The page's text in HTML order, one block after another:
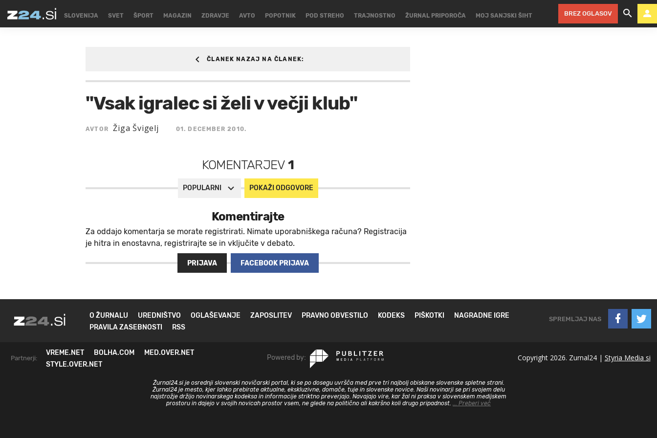
SLOVENIJA SVET ŠPORT MAGAZIN ZDRAVJE AVTO POPOTNIK POD STREHO TRAJNOSTNO ŽURNAL PRIPOROČA MOJ SANJSKI ŠIHT BREZ OGLASOV
/SPORT/NOGOMET
"Vsak igralec si želi v večji klub"
AVTOR Žiga Švigelj 01. DECEMBER 2010.
ČLANEK NAZAJ NA ČLANEK:
KOMENTARJEV1
POPULARNI POKAŽI ODGOVORE
Komentirajte
Za oddajo komentarja se morate registrirati. Nimate uporabniškega računa? Registracija
je hitra in enostavna, registrirajte se in vključite v debato.
PRIJAVA FACEBOOK PRIJAVA
O ŽURNALU UREDNIŠTVO OGLAŠEVANJE ZAPOSLITEV PRAVNO OBVESTILO KODEKS PIŠKOTKI
NAGRADNE IGRE
PRAVILA ZASEBNOSTI
RSS
SPREMLJAJ NAS
Partnerji:
VREME.NET BOLHA.COM
MED.OVER.NET
STYLE.OVER.NET
Powered by: Copyright 2026. Zurnal24 | Styria Media si
Žurnal24.si je osrednji slovenski novičarski portal, ki se po dosegu uvršča med prve tri najbolj obiskane slovenske spletne strani.
Žurnal24 je mesto, kjer lahko prebirate aktualne, ekskluzivne, domače, tuje in slovenske novice. Naši novinarji se pri svojem delu
najstrožje držijo novinarskega kodeksa in informacije striktno preverjajo. Navajajo vire, kar žal ni praksa v slovenskem medijskem
prostoru in dajejo v svojih novicah prostor vsem, ne glede na politično ali kakršno koli drugo pripadnost. ... Preberi več